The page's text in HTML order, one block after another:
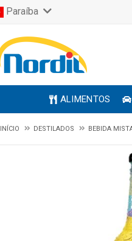
Paraíba
ALIMENTOS
INÍCIO DESTILADOS BEBIDA